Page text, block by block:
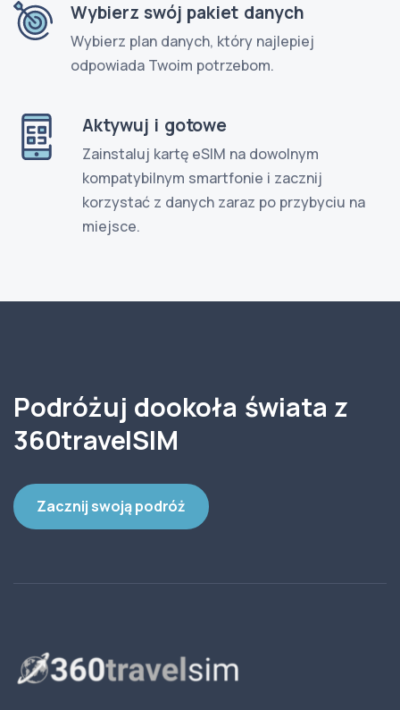
Wybierz swój pakiet danych
Wybierz plan danych, który najlepiej
odpowiada Twoim potrzebom.
Aktywuj i gotowe
Zainstaluj kartę eSIM na dowolnym
kompatybilnym smartfonie i zacznij
korzystać z danych zaraz po przybyciu na
miejsce.
Podróżuj dookoła świata z
360travelSIM
Zacznij swoją podróż